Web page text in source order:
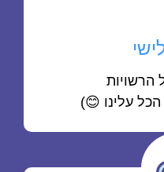
עלינו 😊)